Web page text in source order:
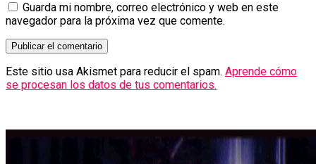
Guarda mi nombre, correo electrónico y web en este
navegador para la próxima vez que comente.
Este sitio usa Akismet para reducir el spam. Aprende cómo
se procesan los datos de tus comentarios.